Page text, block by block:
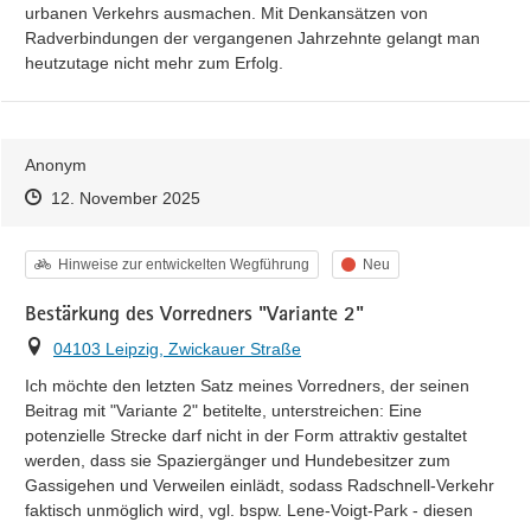
urbanen Verkehrs ausmachen. Mit Denkansätzen von
Radverbindungen der vergangenen Jahrzehnte gelangt man
heutzutage nicht mehr zum Erfolg.
Anonym
Zeitpunkt des Erstellens
Zeitpunkt des Erstellens
12. November 2025Zur Äußerung
Kategorie
Hinweise zur entwickelten Wegführung Status
Neu
Bestärkung des Vorredners "Variante 2"
Ort
04103 Leipzig, Zwickauer Straße
Ich möchte den letzten Satz meines Vorredners, der seinen
Beitrag mit "Variante 2" betitelte, unterstreichen: Eine
potenzielle Strecke darf nicht in der Form attraktiv gestaltet
werden, dass sie Spaziergänger und Hundebesitzer zum
Gassigehen und Verweilen einlädt, sodass Radschnell-Verkehr
faktisch unmöglich wird, vgl. bspw. Lene-Voigt-Park - diesen